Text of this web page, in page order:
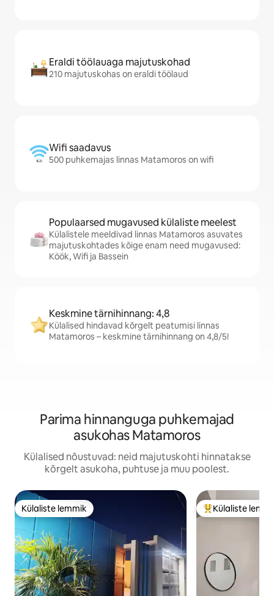
Eraldi töölauaga majutuskohad
210 majutuskohas on eraldi töölaud
Wifi saadavus
500 puhkemajas linnas Matamoros on wifi
Populaarsed mugavused külaliste meelest
Külalistele meeldivad linnas Matamoros asuvates
majutuskohtades kõige enam need mugavused:
Köök, Wifi ja Bassein
Keskmine tärnihinnang: 4,8
Külalised hindavad kõrgelt peatumisi linnas
Matamoros – keskmine tärnihinnang on 4,8/5!
Parima hinnanguga puhkemajad
asukohas Matamoros
Külalised nõustuvad: neid majutuskohti hinnatakse
kõrgelt asukoha, puhtuse ja muu poolest.
Külaliste lemmik
Külaliste lemmik Külaliste suur
Külaliste